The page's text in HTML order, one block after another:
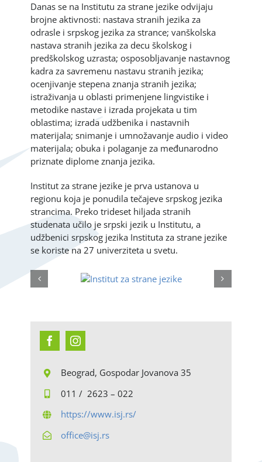
Danas se na Institutu za strane jezike odvijaju
brojne aktivnosti: nastava stranih jezika za
odrasle i srpskog jezika za strance; vanškolska
nastava stranih jezika za decu školskog i
predškolskog uzrasta; osposobljavanje nastavnog
kadra za savremenu nastavu stranih jezika;
ocenjivanje stepena znanja stranih jezika;
istraživanja u oblasti primenjene lingvistike i
metodike nastave i izrada projekata u tim
oblastima; izrada udžbenika i nastavnih
materijala; snimanje i umnožavanje audio i video
materijala; obuka i polaganje za međunarodno
priznate diplome znanja jezika.
Institut za strane jezike je prva ustanova u
regionu koja je ponudila tečajeve srpskog jezika
strancima. Preko trideset hiljada stranih
studenata učilo je srpski jezik u Institutu, a
udžbenici srpskog jezika Instituta za strane jezike
se koriste na 27 univerziteta u svetu.
Beograd, Gospodar Jovanova 35
011 / 2623 – 022
https://www.isj.rs/
office@isj.rs